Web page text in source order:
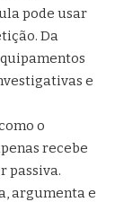
pode usar
Da
e
o
recebe
passiva.
argumenta e